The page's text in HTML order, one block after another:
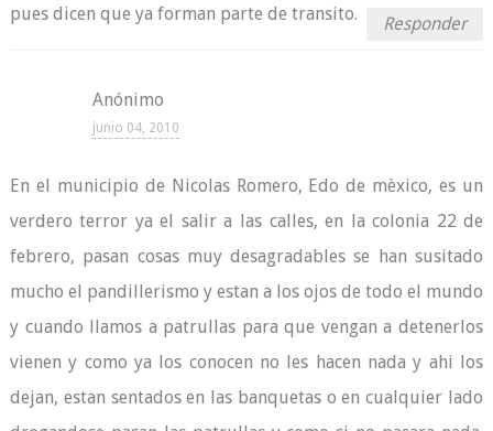
pues dicen que ya forman parte de transito.
Responder
Anónimo
junio 04, 2010
En el municipio de Nicolas Romero, Edo de mèxico, es un
verdero terror ya el salir a las calles, en la colonia 22 de
febrero, pasan cosas muy desagradables se han susitado
mucho el pandillerismo y estan a los ojos de todo el mundo
y cuando llamos a patrullas para que vengan a detenerlos
vienen y como ya los conocen no les hacen nada y ahi los
dejan, estan sentados en las banquetas o en cualquier lado